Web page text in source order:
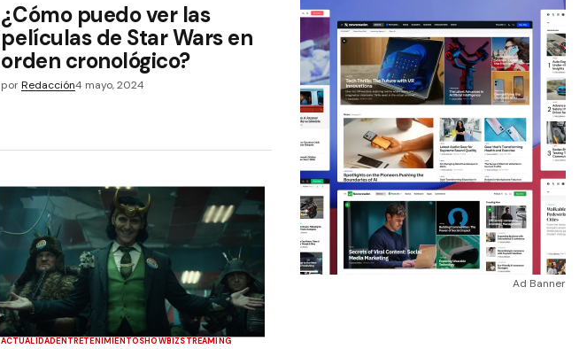
¿Cómo puedo ver las
películas de Star Wars en
orden cronológico?
por Redacción4 mayo, 2024
ACTUALIDAD ENTRETENIMIENTOSHOWBIZSTREAMING
Ad Banner